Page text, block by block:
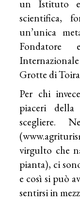
un Istituto e
scientifica,
un’unica
Fondatore
Grotte di
Per chi
piaceri
scegliere.
(
virgulto che
pianta), ci
e così si può
sentirsi in